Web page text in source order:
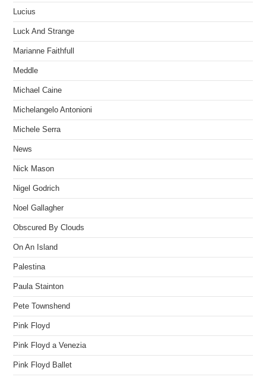
Lucius
Luck And Strange
Marianne Faithfull
Meddle
Michael Caine
Michelangelo Antonioni
Michele Serra
News
Nick Mason
Nigel Godrich
Noel Gallagher
Obscured By Clouds
On An Island
Palestina
Paula Stainton
Pete Townshend
Pink Floyd
Pink Floyd a Venezia
Pink Floyd Ballet